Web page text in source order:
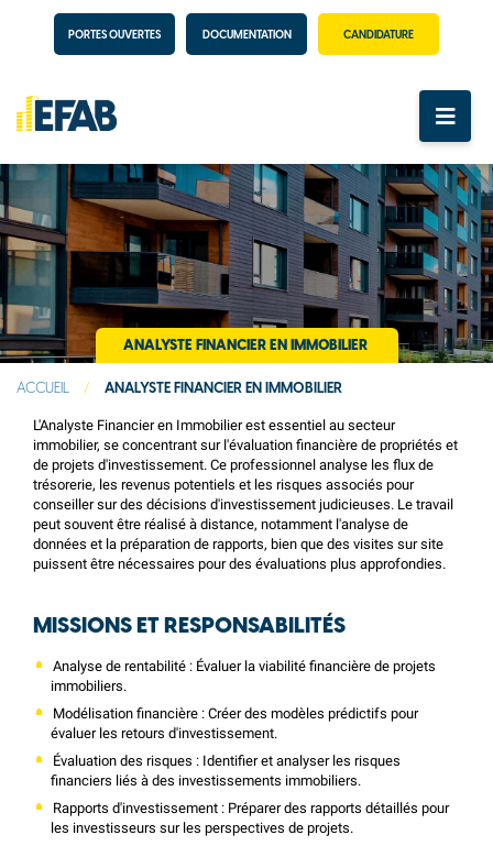
PORTES OUVERTES DOCUMENTATION CANDIDATURE
ANALYSTE FINANCIER EN IMMOBILIER
ACCUEIL / ANALYSTE FINANCIER EN IMMOBILIER
L'Analyste Financier en Immobilier est essentiel au secteur
immobilier, se concentrant sur l'évaluation financière de propriétés et
de projets d'investissement. Ce professionnel analyse les flux de
trésorerie, les revenus potentiels et les risques associés pour
conseiller sur des décisions d'investissement judicieuses. Le travail
peut souvent être réalisé à distance, notamment l'analyse de
données et la préparation de rapports, bien que des visites sur site
puissent être nécessaires pour des évaluations plus approfondies.
MISSIONS ET RESPONSABILITÉS
Analyse de rentabilité : Évaluer la viabilité financière de projets
immobiliers.
Modélisation financière : Créer des modèles prédictifs pour
évaluer les retours d'investissement.
Évaluation des risques : Identifier et analyser les risques
financiers liés à des investissements immobiliers.
Rapports d'investissement : Préparer des rapports détaillés pour
les investisseurs sur les perspectives de projets.